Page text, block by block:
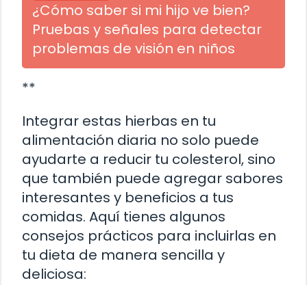
¿Cómo saber si mi hijo ve bien?
Pruebas y señales para detectar
problemas de visión en niños
**
Integrar estas hierbas en tu
alimentación diaria no solo puede
ayudarte a reducir tu colesterol, sino
que también puede agregar sabores
interesantes y beneficios a tus
comidas. Aquí tienes algunos
consejos prácticos para incluirlas en
tu dieta de manera sencilla y
deliciosa: